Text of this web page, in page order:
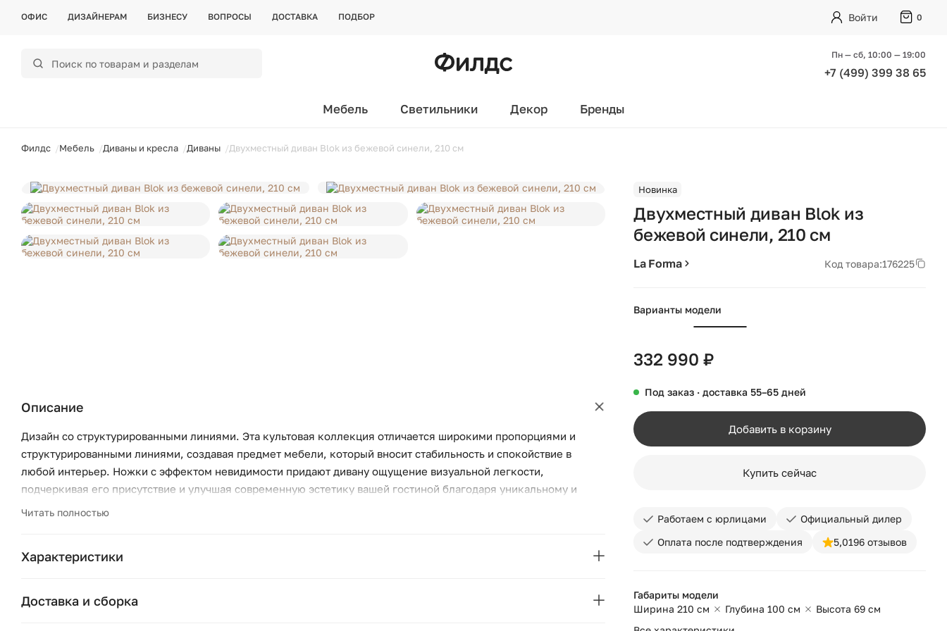
ОФИС ДИЗАЙНЕРАМ БИЗНЕСУ ВОПРОСЫ ДОСТАВКА ПОДБОР Войти 0
Пн — сб, 10:00 — 19:00
+7 (499) 399 38 65
Мебель Светильники Декор Бренды
Филдс Мебель Диваны и кресла Диваны Двухместный диван Blok из бежевой синели, 210 см
Новинка
Двухместный диван Blok из
бежевой синели, 210 см
La Forma Код товара:176225
Варианты модели
332 990 ₽
Под заказ · доставка 55–65 дней
Добавить в корзину
Купить сейчас
Работаем с юрлицами
Официальный дилер
Оплата после подтверждения
5,0196 отзывов
Габариты модели
Ширина 210 см
Глубина 100 см
Высота 69 см
Описание
Дизайн со структурированными линиями. Эта культовая коллекция отличается широкими пропорциями и
структурированными линиями, создавая предмет мебели, который вносит стабильность и спокойствие в
любой интерьер. Ножки с эффектом невидимости придают дивану ощущение визуальной легкости,
подчеркивая его присутствие и улучшая современную эстетику вашей гостиной благодаря уникальному и
вневременному дизайну. Обивка из шенилла. Диван Blok сочетает в себе элегантность и функциональность,
Читать полностью
Характеристики
Доставка и сборка